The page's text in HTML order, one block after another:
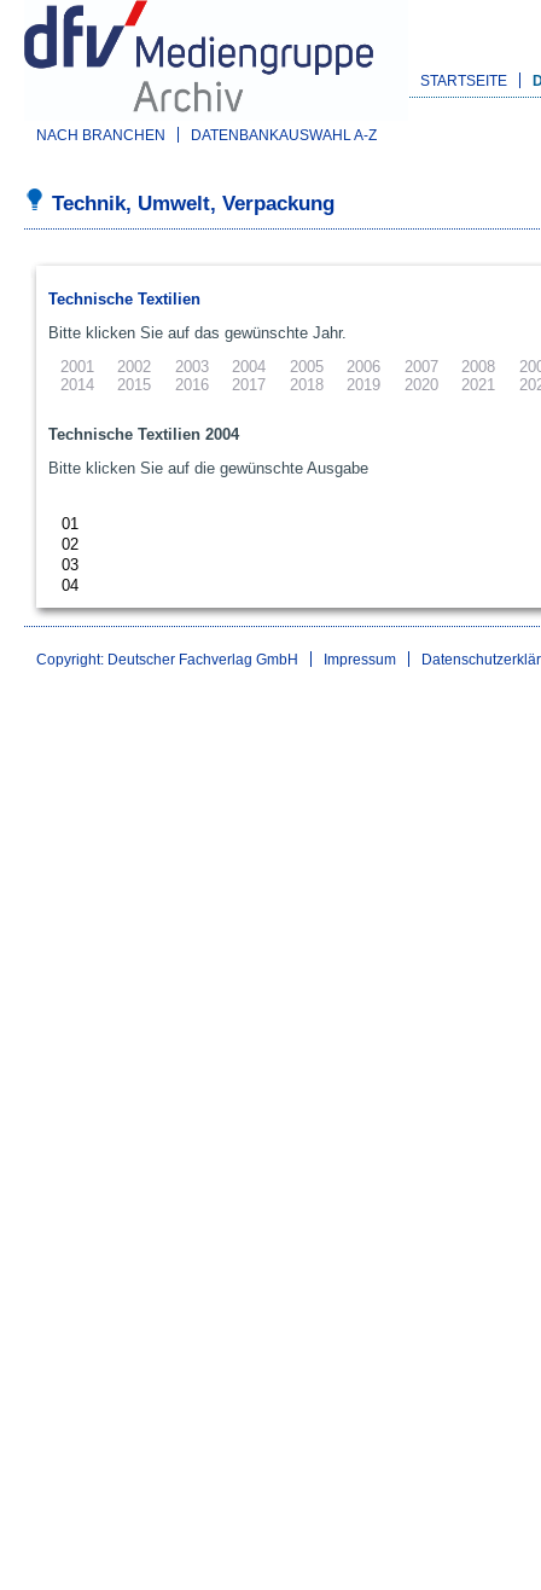
STARTSEITE
NACH BRANCHEN DATENBANKAUSWAHL A-Z
Technik, Umwelt, Verpackung
Technische Textilien
Bitte klicken Sie auf das gewünschte Jahr.
2001
2002 2003 2004 2005 2006 2007 2008
2014
2015 2016 2017 2018 2019 2020 2021
Technische Textilien 2004
Bitte klicken Sie auf die gewünschte Ausgabe
01
02
03
04
Copyright: Deutscher Fachverlag GmbH Impressum